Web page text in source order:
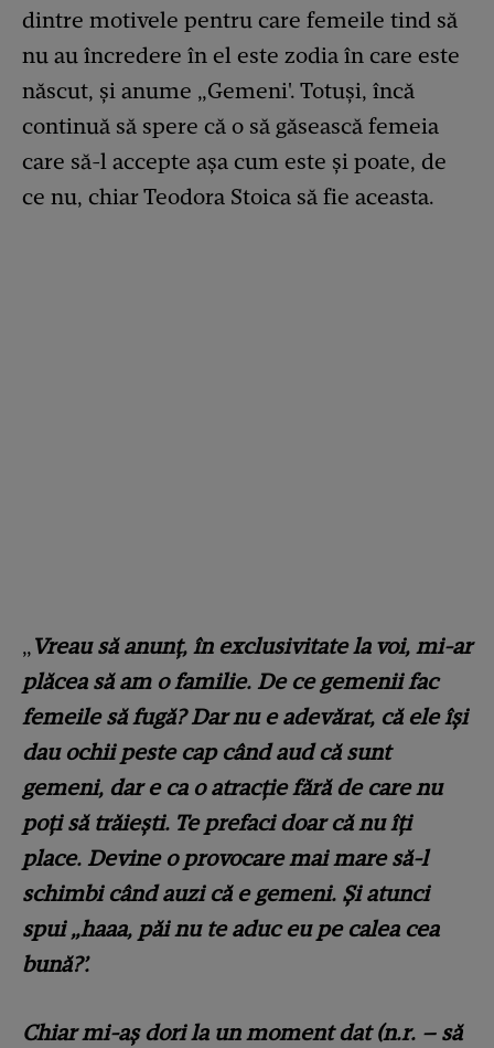
dintre motivele pentru care femeile tind să
nu au încredere în el este zodia în care este
născut, și anume „Gemeni'. Totuși, încă
continuă să spere că o să găsească femeia
care să-l accepte așa cum este și poate, de
ce nu, chiar Teodora Stoica să fie aceasta.
„Vreau să anunț, în exclusivitate la voi, mi-ar
plăcea să am o familie. De ce gemenii fac
femeile să fugă? Dar nu e adevărat, că ele își
dau ochii peste cap când aud că sunt
gemeni, dar e ca o atracție fără de care nu
poți să trăiești. Te prefaci doar că nu îți
place. Devine o provocare mai mare să-l
schimbi când auzi că e gemeni. Și atunci
spui „haaa, păi nu te aduc eu pe calea cea
bună?’.
Chiar mi-aș dori la un moment dat (n.r. – să